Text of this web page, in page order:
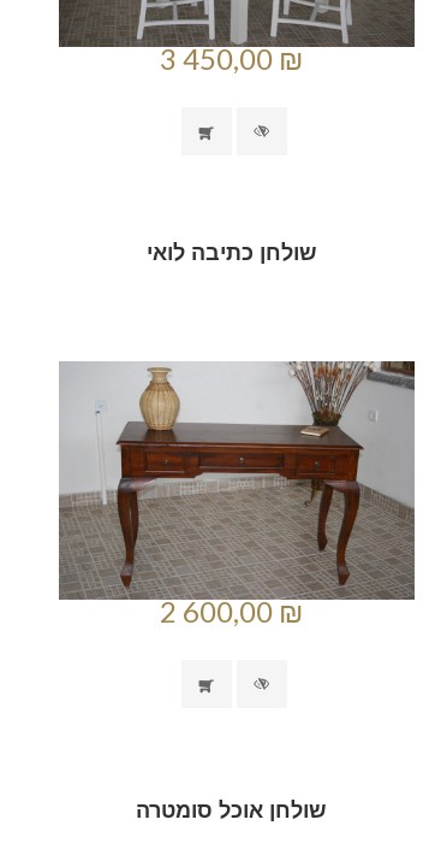
3 450,00 ₪
שולחן כתיבה לואי
2 600,00 ₪
שולחן אוכל סומטרה